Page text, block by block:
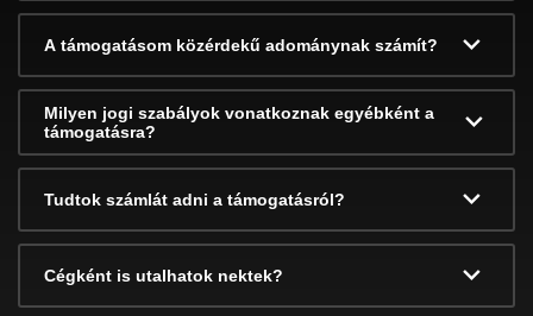
A támogatásom közérdekű adománynak számít?
Milyen jogi szabályok vonatkoznak egyébként a
támogatásra?
Tudtok számlát adni a támogatásról?
Cégként is utalhatok nektek?